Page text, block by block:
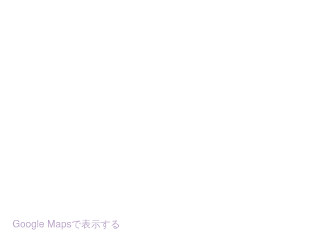
Google Mapsで表示する